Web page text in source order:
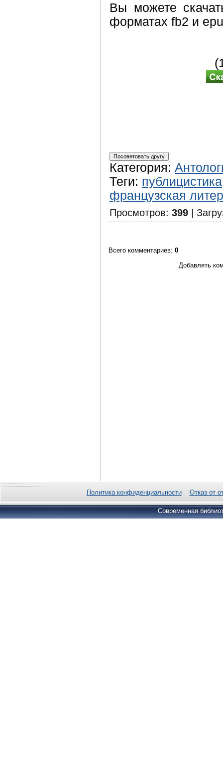
Вы можете
форматах fb2 и
Категория:
Теги: публицистика
французская
Просмотров: 399
Всего комментариев: 0
Добавлять
Политика конфиденциальности Отказ от
Современная